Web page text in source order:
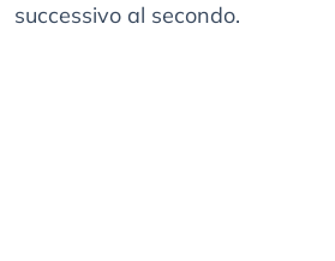
successivo al secondo.